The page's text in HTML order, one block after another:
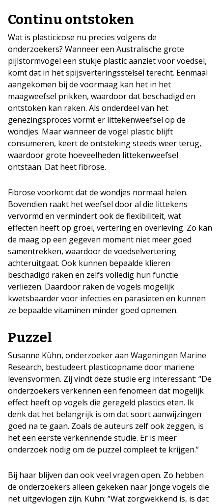
Continu ontstoken
Wat is plasticicose nu precies volgens de
onderzoekers? Wanneer een Australische grote
pijlstormvogel een stukje plastic aanziet voor voedsel,
komt dat in het spijsverteringsstelsel terecht. Eenmaal
aangekomen bij de voormaag kan het in het
maagweefsel prikken, waardoor dat beschadigd en
ontstoken kan raken. Als onderdeel van het
genezingsproces vormt er littekenweefsel op de
wondjes. Maar wanneer de vogel plastic blijft
consumeren, keert de ontsteking steeds weer terug,
waardoor grote hoeveelheden littekenweefsel
ontstaan. Dat heet fibrose.
Fibrose voorkomt dat de wondjes normaal helen.
Bovendien raakt het weefsel door al die littekens
vervormd en vermindert ook de flexibiliteit, wat
effecten heeft op groei, vertering en overleving. Zo kan
de maag op een gegeven moment niet meer goed
samentrekken, waardoor de voedselvertering
achteruitgaat. Ook kunnen bepaalde klieren
beschadigd raken en zelfs volledig hun functie
verliezen. Daardoor raken de vogels mogelijk
kwetsbaarder voor infecties en parasieten en kunnen
ze bepaalde vitaminen minder goed opnemen.
Puzzel
Susanne Kühn, onderzoeker aan Wageningen Marine
Research, bestudeert plasticopname door mariene
levensvormen. Zij vindt deze studie erg interessant: “De
onderzoekers verkennen een fenomeen dat mogelijk
effect heeft op vogels die geregeld plastics eten. Ik
denk dat het belangrijk is om dat soort aanwijzingen
goed na te gaan. Zoals de auteurs zelf ook zeggen, is
het een eerste verkennende studie. Er is meer
onderzoek nodig om de puzzel compleet te krijgen.”
Bij haar blijven dan ook veel vragen open. Zo hebben
de onderzoekers alleen gekeken naar jonge vogels die
net uitgevlogen zijn. Kühn: “Wat zorgwekkend is, is dat